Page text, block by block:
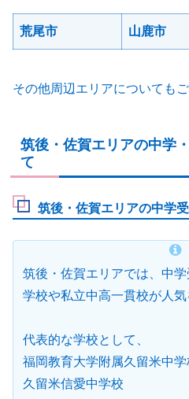
荒尾市 山鹿市
その他周辺エリアについてもご
筑後・佐賀エリアの中学
て
筑後・佐賀エリアの中学
筑後・佐賀エリアでは、中
学校や私立中高一貫校が人気
代表的な学校として、
福岡教育大学附属久留米中学
久留米信愛中学校